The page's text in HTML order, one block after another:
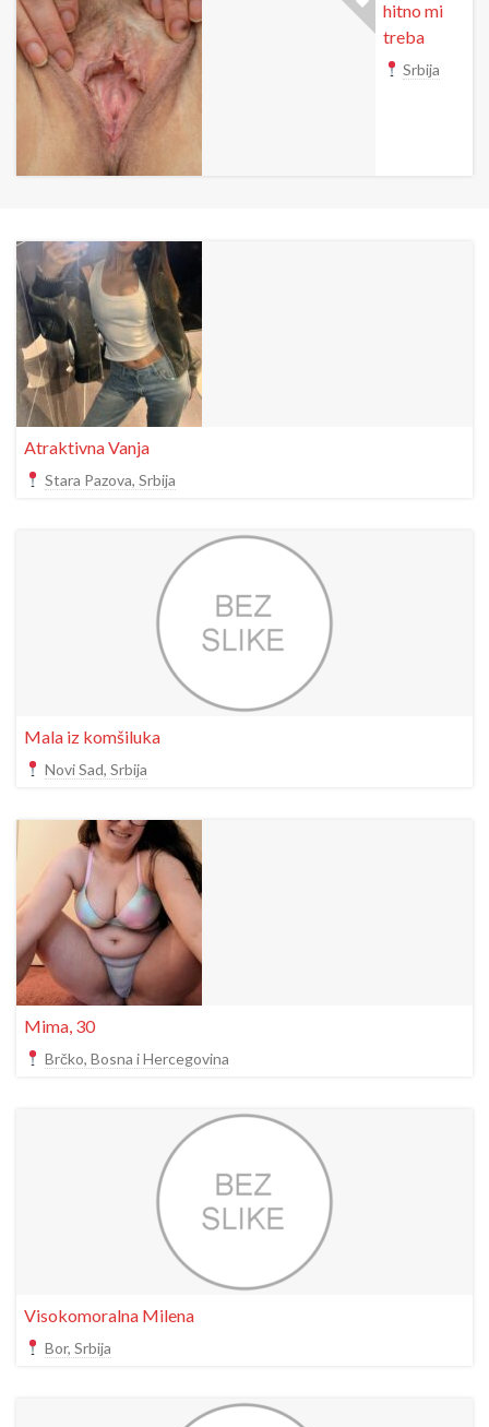
hitno mi
treba
Srbija
Atraktivna Vanja
Stara Pazova, Srbija
Mala iz komšiluka
Novi Sad, Srbija
Mima, 30
Brčko, Bosna i Hercegovina
Visokomoralna Milena
Bor, Srbija